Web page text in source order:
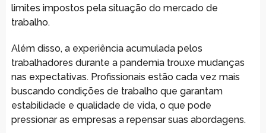
limites impostos pela situação do mercado de
trabalho.
Além disso, a experiência acumulada pelos
trabalhadores durante a pandemia trouxe mudanças
nas expectativas. Profissionais estão cada vez mais
buscando condições de trabalho que garantam
estabilidade e qualidade de vida, o que pode
pressionar as empresas a repensar suas abordagens.